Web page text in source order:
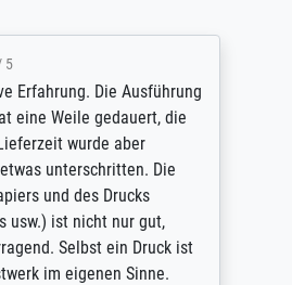
5
Erfahrung. Die Ausführung
eine Weile gedauert, die
wurde aber
unterschritten. Die
und des Drucks
usw.) ist nicht nur gut,
Selbst ein Druck ist
im eigenen Sinne.